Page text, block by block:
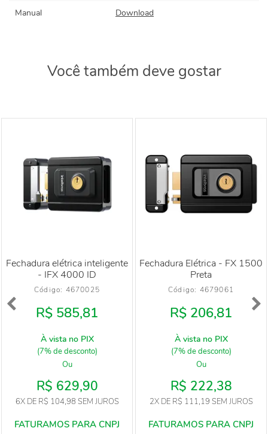
Manual Download
Você também deve gostar
Fechadura elétrica inteligente
- IFX 4000 ID
Código: 4670025
R$ 585,81
À vista no PIX
(7% de desconto)
Ou
R$ 629,90
6XDE R$ 104,98 SEM JUROS
Fechadura Elétrica - FX 1500
Preta
Código: 4679061
R$ 206,81
À vista no PIX
(7% de desconto)
Ou
R$ 222,38
2XDE R$ 111,19 SEM JUROS